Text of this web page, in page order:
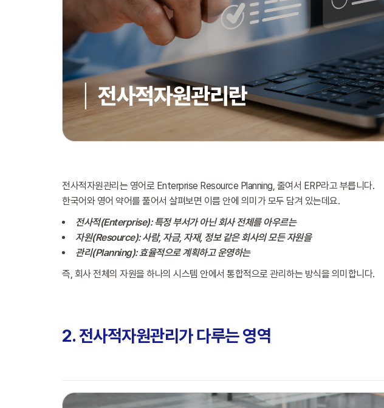
전사적자원관리는 영어로 Enterprise Resource Planning, 줄여서 ERP라고 부릅니다.
한국어와 영어 약어를 풀어서 살펴보면 이름 안에 의미가 모두 담겨 있는데요.
전사적(Enterprise): 특정 부서가 아닌 회사 전체를 아우르는
자원(Resource): 사람, 자금, 자재, 정보 같은 회사의 모든 자원을
관리(Planning): 효율적으로 계획하고 운영하는
즉, 회사 전체의 자원을 하나의 시스템 안에서 통합적으로 관리하는 방식을 의미합니다.
2. 전사적자원관리가 다루는 영역